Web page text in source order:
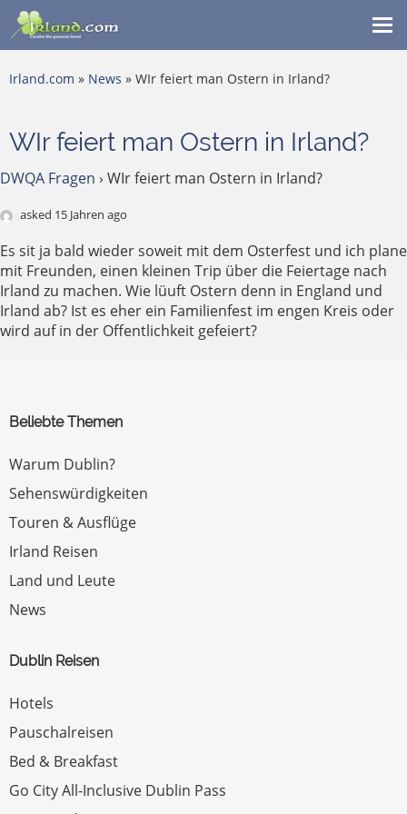
Irland.com » News » WIr feiert man Ostern in Irland?
WIr feiert man Ostern in Irland?
DWQA Fragen › WIr feiert man Ostern in Irland?
asked 15 Jahren ago
Es sit ja bald wieder soweit mit dem Osterfest und ich plane
mit Freunden, einen kleinen Trip über die Feiertage nach
Irland zu machen. Wie lüuft Ostern denn in England und
Irland ab? Ist es eher ein Familienfest im engen Kreis oder
wird auf in der Offentlichkeit gefeiert?
Beliebte Themen
Warum Dublin?
Sehenswürdigkeiten
Touren & Ausflüge
Irland Reisen
Land und Leute
News
Dublin Reisen
Hotels
Pauschalreisen
Bed & Breakfast
Go City All-Inclusive Dublin Pass